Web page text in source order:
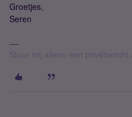
Groetjes,
Seren
Stuur mij alleen een privébericht